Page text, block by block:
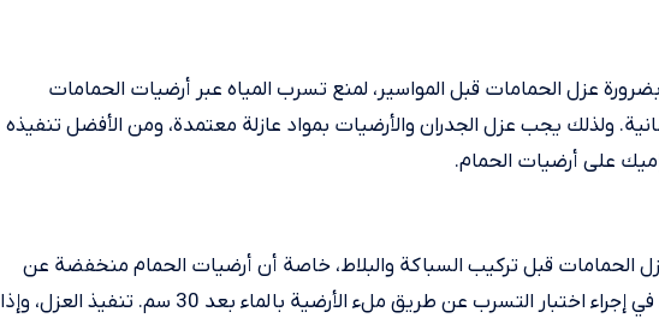
بضرورة عزل الحمامات قبل المواسير، لمنع تسرب المياه عبر أرضيات الحمامات
ولذلك يجب عزل الجدران والأرضيات بمواد عازلة معتمدة، ومن الأفضل تنفيذه
على أرضيات الحمام.
الحمامات قبل تركيب السباكة والبلاط، خاصة أن أرضيات الحمام منخفضة عن
باقي طوابق الشقة، كما يساعد هذا الانخفاض في إجراء اختبار التسرب عن طريق ملء الأرضية بالماء بعد 30 سم. تنفيذ العزل، وإذا